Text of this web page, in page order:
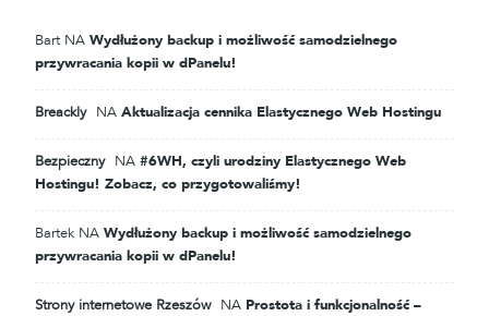
Bart NA Wydłużony backup i możliwość samodzielnego
przywracania kopii w dPanelu!
Breackly NA Aktualizacja cennika Elastycznego Web Hostingu
Bezpieczny NA #6WH, czyli urodziny Elastycznego Web
Hostingu! Zobacz, co przygotowaliśmy!
Bartek NA Wydłużony backup i możliwość samodzielnego
przywracania kopii w dPanelu!
Strony internetowe Rzeszów NA Prostota i funkcjonalność –